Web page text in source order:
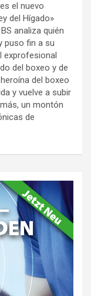
el nuevo
del Hígado»
analiza quién
puso fin a su
exprofesional
del boxeo y de
del boxeo
y vuelve a subir
un montón
de